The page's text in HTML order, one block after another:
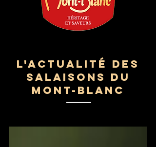
L'actualité des
Salaisons du
Mont-Blanc